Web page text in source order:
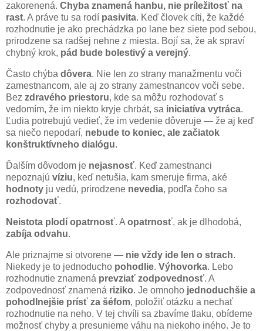
zakorenená. Chyba znamená hanbu, nie príležitosť na
rast. A práve tu sa rodí pasivita. Keď človek cíti, že každé
rozhodnutie je ako prechádzka po lane bez siete pod sebou,
prirodzene sa radšej nehne z miesta. Bojí sa, že ak spraví
chybný krok, pád bude bolestivý a verejný.
Často chýba dôvera. Nie len zo strany manažmentu voči
zamestnancom, ale aj zo strany zamestnancov voči sebe.
Bez zdravého priestoru, kde sa môžu rozhodovať s
vedomím, že im niekto kryje chrbát, sa iniciatíva vytráca.
Ľudia potrebujú vedieť, že im vedenie dôveruje — že aj keď
sa niečo nepodarí, nebude to koniec, ale začiatok
konštruktívneho dialógu.
Ďalším dôvodom je nejasnosť. Keď zamestnanci
nepoznajú víziu, keď netušia, kam smeruje firma, aké
hodnoty ju vedú, prirodzene nevedia, podľa čoho sa
rozhodovať.
Neistota plodí opatrnosť. A opatrnosť, ak je dlhodobá,
zabíja odvahu.
Ale priznajme si otvorene — nie vždy ide len o strach.
Niekedy je to jednoducho pohodlie. Výhovorka. Lebo
rozhodnutie znamená prevziať zodpovednosť. A
zodpovednosť znamená riziko. Je omnoho jednoduchšie a
pohodlnejšie prísť za šéfom, položiť otázku a nechať
rozhodnutie na neho. V tej chvíli sa zbavíme tlaku, obídeme
možnosť chyby a presunieme váhu na niekoho iného. Je to